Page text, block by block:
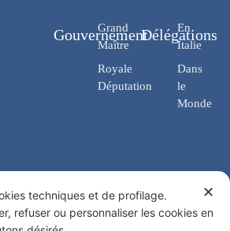
Gouvernement
Grand
Maître
Royale
Députation
Délégations
En
Italie
Dans
le
Monde
4 00187 Rome (IT)
✕
techniques et de profilage.
refuser ou personnaliser les cookies en